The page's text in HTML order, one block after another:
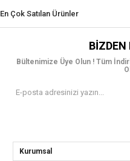
En Çok Satılan Ürünler
BIZDEN
Bültenimize Üye Olun ! Tüm
Kurumsal